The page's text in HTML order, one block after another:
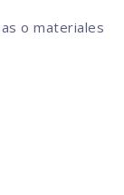
o materiales